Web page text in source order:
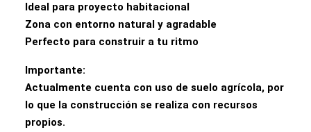
Ideal para proyecto habitacional
Zona con entorno natural y agradable
Perfecto para construir a tu ritmo
Importante:
Actualmente cuenta con uso de suelo agrícola, por
lo que la construcción se realiza con recursos
propios.